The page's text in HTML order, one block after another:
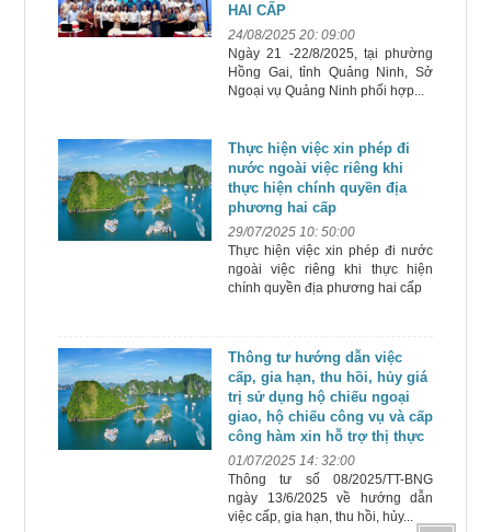
HAI CẤP
24/08/2025 20: 09:00
Ngày 21 -22/8/2025, tại phường
Hồng Gai, tỉnh Quảng Ninh, Sở
Ngoại vụ Quảng Ninh phối hợp...
Thực hiện việc xin phép đi
nước ngoài việc riêng khi
thực hiện chính quyền địa
phương hai cấp
29/07/2025 10: 50:00
Thực hiện việc xin phép đi nước
ngoài việc riêng khi thực hiện
chính quyền địa phương hai cấp
Thông tư hướng dẫn việc
cấp, gia hạn, thu hồi, hủy giá
trị sử dụng hộ chiếu ngoại
giao, hộ chiếu công vụ và cấp
công hàm xin hỗ trợ thị thực
01/07/2025 14: 32:00
Thông tư số 08/2025/TT-BNG
ngày 13/6/2025 về hướng dẫn
việc cấp, gia hạn, thu hồi, hủy...